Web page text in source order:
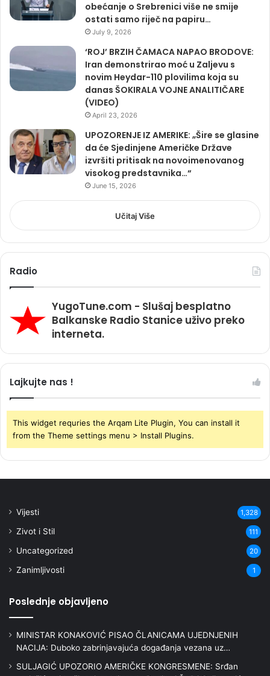
obećanje o Srebrenici više ne smije
ostati samo riječ na papiru…
July 9, 2026
‘ROJ’ BRZIH ČAMACA NAPAO BRODOVE:
Iran demonstrirao moć u Zaljevu s
novim Heydar-110 plovilima koja su
danas ŠOKIRALA VOJNE ANALITIČARE
(VIDEO)
April 23, 2026
UPOZORENJE IZ AMERIKE: „Šire se glasine
da će Sjedinjene Američke Države
izvršiti pritisak na novoimenovanog
visokog predstavnika…“
June 15, 2026
Učitaj Više
Radio
YugoTune.com - Slušaj besplatno
Balkanske Radio Stanice uživo preko
interneta.
Lajkujte nas !
This widget requries the Arqam Lite Plugin, You can install it
from the Theme settings menu > Install Plugins.
Vijesti 1,328
Zivot i Stil 111
Uncategorized 20
Zanimljivosti 1
Poslednje objavljeno
MINISTAR KONAKOVIĆ PISAO ČLANICAMA UJEDNJENIH
NACIJA: Duboko zabrinjavajuća događanja vezana uz…
SULJAGIĆ UPOZORIO AMERIČKE KONGRESMENE: Srđan